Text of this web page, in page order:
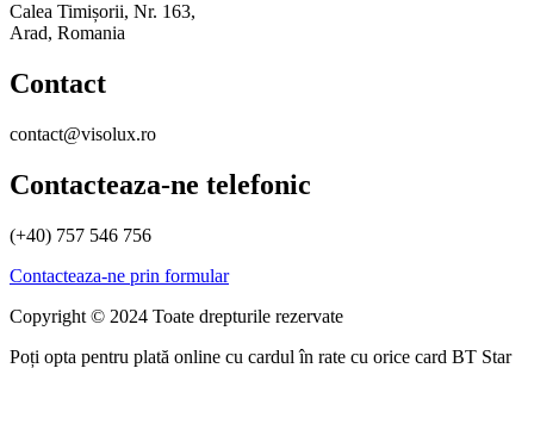
Calea Timișorii, Nr. 163,
Arad, Romania
Contact
contact@visolux.ro
Contacteaza-ne telefonic
(+40) 757 546 756
Contacteaza-ne prin formular
Copyright © 2024 Toate drepturile rezervate
Poți opta pentru plată online cu cardul în rate cu orice card BT Star